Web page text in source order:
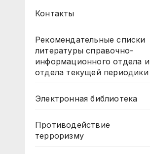
Контакты
Рекомендательные списки
литературы справочно-
информационного отдела и
отдела текущей периодики
Электронная библиотека
Противодействие
терроризму